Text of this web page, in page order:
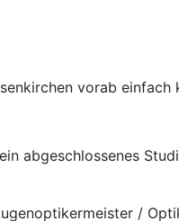
vorab einfach
abgeschlossenes
/